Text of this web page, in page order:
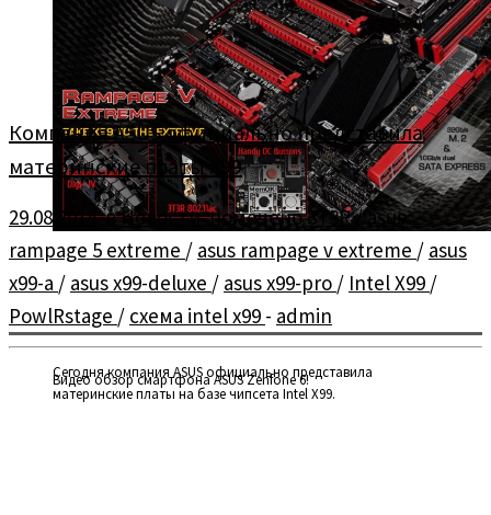
Сегодня компания ASUS официально представила
материнские платы на базе чипсета Intel X99.
Компания ASUS официально представила
материнские платы X99
29.08.2014вНовостипомечено3T3R/ asus
rampage 5 extreme / asus rampage v extreme / asus
x99-a / asus x99-deluxe / asus x99-pro / Intel X99 /
PowlRstage / схема intel x99 - admin
Видео обзор смартфона ASUS Zenfone 6!